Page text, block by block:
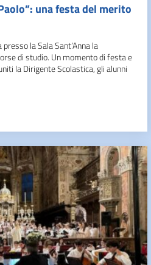
una festa del merito
la Sala Sant’Anna la
di studio. Un momento di festa e
la Dirigente Scolastica, gli alunni